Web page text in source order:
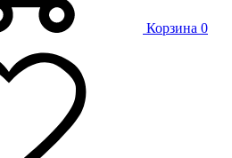
Корзина 0